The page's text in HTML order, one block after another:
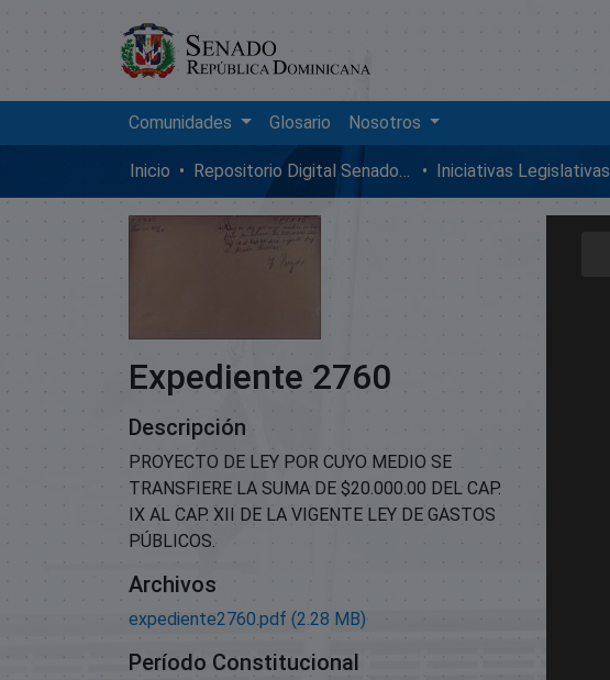
Comunidades Glosario Nosotros
Inicio Repositorio Digital SenadoRD Iniciativas Legislativas
Expediente 2760
Descripción
PROYECTO DE LEY POR CUYO MEDIO SE
TRANSFIERE LA SUMA DE $20.000.00 DEL CAP.
IX AL CAP. XII DE LA VIGENTE LEY DE GASTOS
PÚBLICOS.
Archivos
expediente2760.pdf (2.28 MB)
Período Constitucional